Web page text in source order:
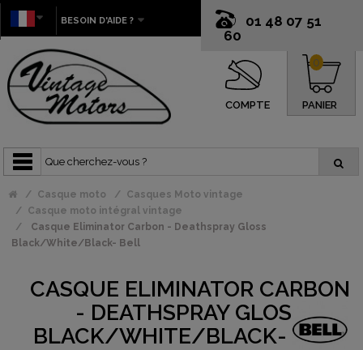
01 48 07 51
60
BESOIN D'AIDE ?
COMPTE PANIER
0
Casque moto
Casques Moto vintage
Casque moto intégral vintage
Casque Eliminator Carbon - Deathspray Gloss
Black/White/Black- Bell
CASQUE ELIMINATOR CARBON
- DEATHSPRAY GLOSS
BLACK/WHITE/BLACK- BELL